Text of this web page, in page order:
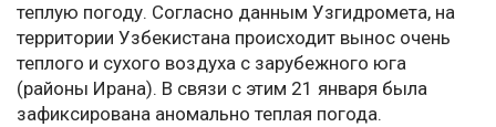
теплую погоду. Согласно данным Узгидромета, на
территории Узбекистана происходит вынос очень
теплого и сухого воздуха с зарубежного юга
(районы Ирана). В связи с этим 21 января была
зафиксирована аномально теплая погода.